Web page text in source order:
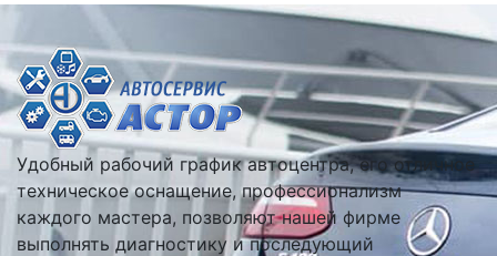
Удобный рабочий график автоцентра, его отличное
техническое оснащение, профессионализм
каждого мастера, позволяют нашей фирме
выполнять диагностику и последующий